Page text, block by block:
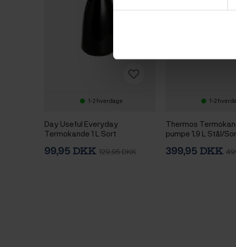
1-2 hverdage
Day Useful Everyday
Termokande 1 L Sort
99,95 DKK 129,95 DKK
1-2
Thermos
pumpe 1,9 L Stål/
399,95 DKK